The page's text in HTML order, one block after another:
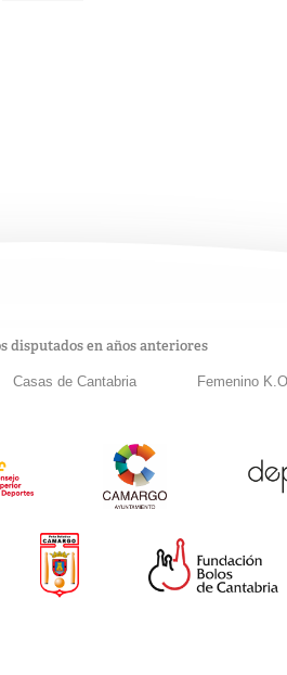
disputados en años anteriores
Casas de Cantabria Femenino